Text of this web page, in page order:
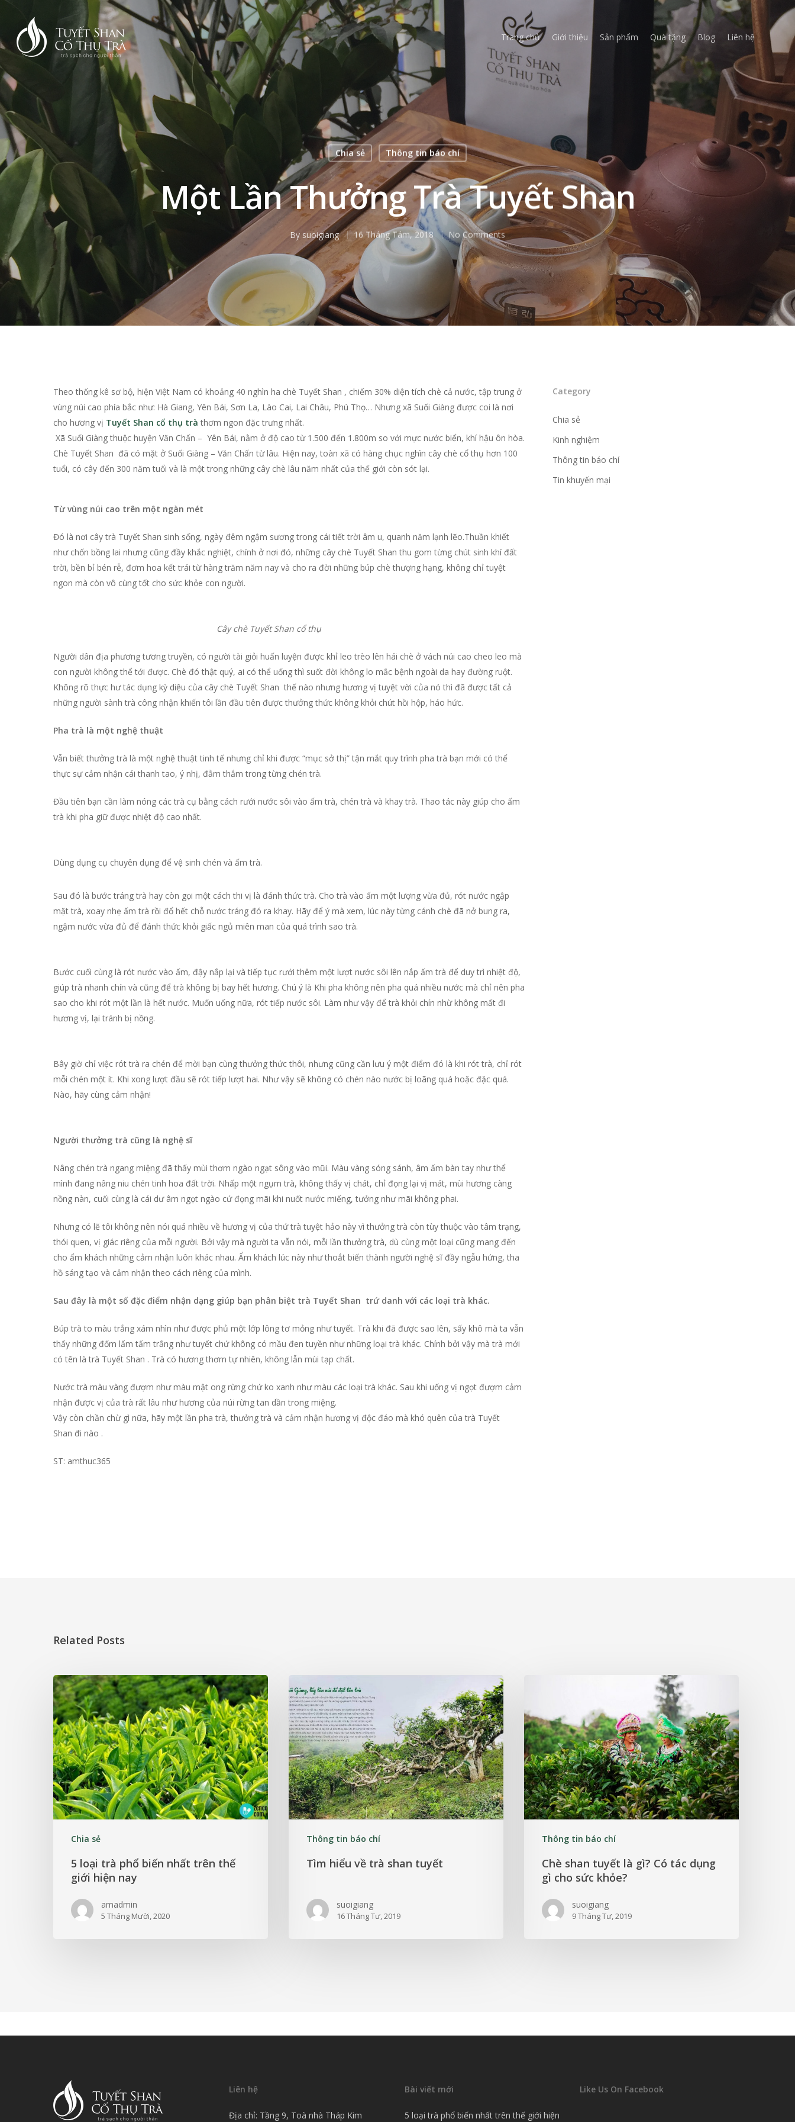
Hit enter to search or ESC to close
Trang chủ Giới thiệu Sản phẩm Quà tặng Blog Liên hệ
Chia sẻ Thông tin báo chí
Một Lần Thưởng Trà Tuyết Shan
By suoigiang 16 Tháng Tám, 2018 No Comments
Theo thống kê sơ bộ, hiện Việt Nam có khoảng 40 nghìn ha chè Tuyết Shan , chiếm 30% diện tích chè cả nước, tập trung ở
vùng núi cao phía bắc như: Hà Giang, Yên Bái, Sơn La, Lào Cai, Lai Châu, Phú Thọ… Nhưng xã Suối Giàng được coi là nơi
cho hương vị Tuyết Shan cổ thụ trà thơm ngon đặc trưng nhất.
Xã Suối Giàng thuộc huyện Văn Chấn – Yên Bái, nằm ở độ cao từ 1.500 đến 1.800m so với mực nước biển, khí hậu ôn hòa.
Chè Tuyết Shan đã có mặt ở Suối Giàng – Văn Chấn từ lâu. Hiện nay, toàn xã có hàng chục nghìn cây chè cổ thụ hơn 100
tuổi, có cây đến 300 năm tuổi và là một trong những cây chè lâu năm nhất của thế giới còn sót lại.
Từ vùng núi cao trên một ngàn mét
Đó là nơi cây trà Tuyết Shan sinh sống, ngày đêm ngậm sương trong cái tiết trời âm u, quanh năm lạnh lẽo.Thuần khiết
như chốn bồng lai nhưng cũng đầy khắc nghiệt, chính ở nơi đó, những cây chè Tuyết Shan thu gom từng chút sinh khí đất
trời, bền bỉ bén rễ, đơm hoa kết trái từ hàng trăm năm nay và cho ra đời những búp chè thượng hạng, không chỉ tuyệt
ngon mà còn vô cùng tốt cho sức khỏe con người.
Cây chè Tuyết Shan cổ thụ
Người dân địa phương tương truyền, có người tài giỏi huấn luyện được khỉ leo trèo lên hái chè ở vách núi cao cheo leo mà
con người không thể tới được. Chè đó thật quý, ai có thể uống thì suốt đời không lo mắc bệnh ngoài da hay đường ruột.
Không rõ thực hư tác dụng kỳ diệu của cây chè Tuyết Shan thế nào nhưng hương vị tuyệt vời của nó thì đã được tất cả
những người sành trà công nhận khiến tôi lần đầu tiên được thưởng thức không khỏi chút hồi hộp, háo hức.
Pha trà là một nghệ thuật
Vẫn biết thưởng trà là một nghệ thuật tinh tế nhưng chỉ khi được “mục sở thị” tận mắt quy trình pha trà bạn mới có thể
thực sự cảm nhận cái thanh tao, ý nhị, đằm thắm trong từng chén trà.
Đầu tiên bạn cần làm nóng các trà cụ bằng cách rưới nước sôi vào ấm trà, chén trà và khay trà. Thao tác này giúp cho ấm
trà khi pha giữ được nhiệt độ cao nhất.
Dùng dụng cụ chuyên dụng để vệ sinh chén và ấm trà.
Sau đó là bước tráng trà hay còn gọi một cách thi vị là đánh thức trà. Cho trà vào ấm một lượng vừa đủ, rót nước ngập
mặt trà, xoay nhẹ ấm trà rồi đổ hết chỗ nước tráng đó ra khay. Hãy để ý mà xem, lúc này từng cánh chè đã nở bung ra,
ngậm nước vừa đủ để đánh thức khỏi giấc ngủ miên man của quá trình sao trà.
Bước cuối cùng là rót nước vào ấm, đậy nắp lại và tiếp tục rưới thêm một lượt nước sôi lên nắp ấm trà để duy trì nhiệt độ,
giúp trà nhanh chín và cũng để trà không bị bay hết hương. Chú ý là Khi pha không nên pha quá nhiều nước mà chỉ nên pha
sao cho khi rót một lần là hết nước. Muốn uống nữa, rót tiếp nước sôi. Làm như vậy để trà khỏi chín nhừ không mất đi
hương vị, lại tránh bị nồng.
Bây giờ chỉ việc rót trà ra chén để mời bạn cùng thưởng thức thôi, nhưng cũng cần lưu ý một điểm đó là khi rót trà, chỉ rót
mỗi chén một ít. Khi xong lượt đầu sẽ rót tiếp lượt hai. Như vậy sẽ không có chén nào nước bị loãng quá hoặc đặc quá.
Nào, hãy cùng cảm nhận!
Người thưởng trà cũng là nghệ sĩ
Nâng chén trà ngang miệng đã thấy mùi thơm ngào ngạt sông vào mũi. Màu vàng sóng sánh, âm ấm bàn tay như thể
mình đang nâng niu chén tinh hoa đất trời. Nhấp một ngụm trà, không thấy vị chát, chỉ đọng lại vị mát, mùi hương càng
nồng nàn, cuối cùng là cái dư âm ngọt ngào cứ đọng mãi khi nuốt nước miếng, tưởng như mãi không phai.
Nhưng có lẽ tôi không nên nói quá nhiều về hương vị của thứ trà tuyệt hảo này vì thưởng trà còn tùy thuộc vào tâm trạng,
thói quen, vị giác riêng của mỗi người. Bởi vậy mà người ta vẫn nói, mỗi lần thưởng trà, dù cùng một loại cũng mang đến
cho ẩm khách những cảm nhận luôn khác nhau. Ẩm khách lúc này như thoắt biến thành người nghệ sĩ đầy ngẫu hứng, tha
hồ sáng tạo và cảm nhận theo cách riêng của mình.
Sau đây là một số đặc điểm nhận dạng giúp bạn phân biệt trà Tuyết Shan trứ danh với các loại trà khác.
Búp trà to màu trắng xám nhìn như được phủ một lớp lông tơ mỏng như tuyết. Trà khi đã được sao lên, sấy khô mà ta vẫn
thấy những đốm lấm tấm trắng như tuyết chứ không có mầu đen tuyền như những loại trà khác. Chính bởi vậy mà trà mới
có tên là trà Tuyết Shan . Trà có hương thơm tự nhiên, không lẫn mùi tạp chất.
Nước trà màu vàng đượm như màu mật ong rừng chứ ko xanh như màu các loại trà khác. Sau khi uống vị ngọt đượm cảm
nhận được vị của trà rất lâu như hương của núi rừng tan dần trong miệng.
Vậy còn chần chừ gì nữa, hãy một lần pha trà, thưởng trà và cảm nhận hương vị độc đáo mà khó quên của trà Tuyết
Shan đi nào .
ST: amthuc365
Category
Chia sẻ
Kinh nghiệm
Thông tin báo chí
Tin khuyến mại
Related Posts
Chia sẻ
5 loại trà phổ biến nhất trên thế
giới hiện nay
amadmin
5 Tháng Mười, 2020
Thông tin báo chí
Tìm hiểu về trà shan tuyết
suoigiang
16 Tháng Tư, 2019
Thông tin báo chí
Chè shan tuyết là gì? Có tác dụng
gì cho sức khỏe?
suoigiang
9 Tháng Tư, 2019
Liên hệ
Địa chỉ: Tầng 9, Toà nhà Tháp Kim
Bài viết mới
5 loại trà phổ biến nhất trên thế giới hiện
Like Us On Facebook